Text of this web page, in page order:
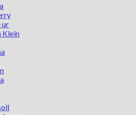
ur
Klein